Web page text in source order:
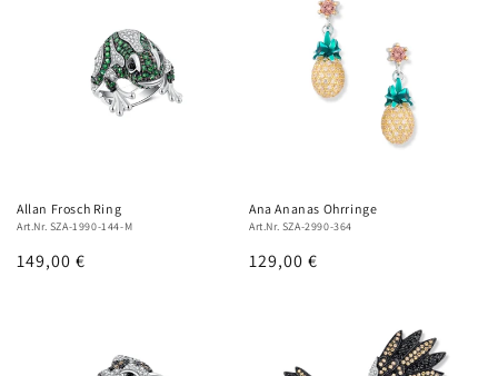
:
Allan Frosch Ring
Art.Nr. SZA-1990-144-M
Normaler
149,00 €
Ana Ananas Ohrringe
Art.Nr. SZA-2990-364
Normaler
129,00 €